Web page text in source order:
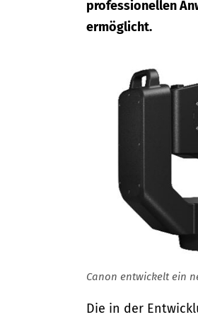
professionellen
ermöglicht.
Canon entwickelt ein
Die in der